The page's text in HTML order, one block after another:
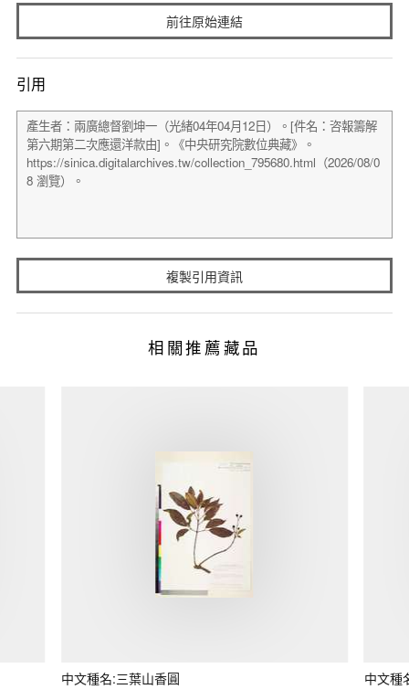
前往原始連結
引用
複製引用資訊
相關推薦藏品
中文種名:三葉山香圓 中文種